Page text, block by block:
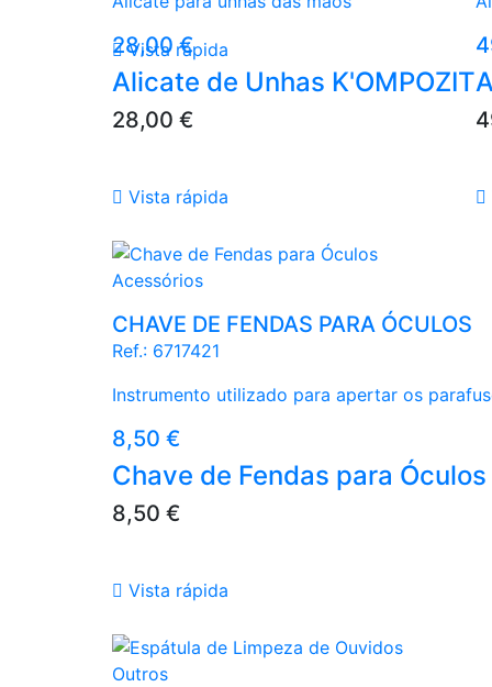
Vista rápida
Preço
28,00 €
Alicate de Unhas K'OMPOZIT
Preço
28,00 €
 Vista rápida

Acessórios
CHAVE DE FENDAS PARA ÓCULOS
Ref.: 6717421
Instrumento utilizado para apertar os
Preço
8,50 €
Chave de Fendas para Óculos
Preço
8,50 €
 Vista rápida
Outros